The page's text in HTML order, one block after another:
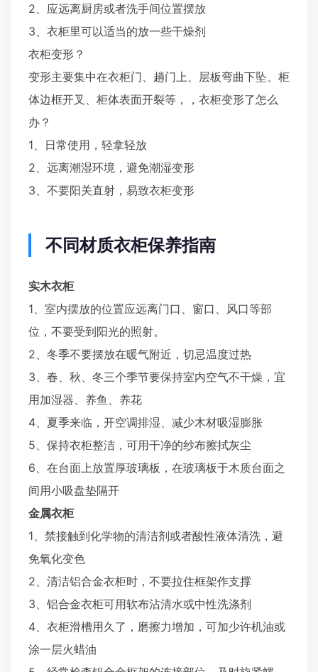
2、应远离厨房或者洗手间位置摆放
3、衣柜里可以适当的放一些干燥剂
衣柜变形？
变形主要集中在衣柜门、趟门上、层板弯曲下坠、柜
体边框开叉、柜体表面开裂等，，衣柜变形了怎么
办？
1、日常使用，轻拿轻放
2、远离潮湿环境，避免潮湿变形
3、不要阳关直射，易致衣柜变形
不同材质衣柜保养指南
实木衣柜
1、室内摆放的位置应远离门口、窗口、风口等部
位，不要受到阳光的照射。
2、冬季不要摆放在暖气附近，切忌温度过热
3、春、秋、冬三个季节要保持室内空气不干燥，宜
用加湿器、养鱼、养花
4、夏季来临，开空调排湿、减少木材吸湿膨胀
5、保持衣柜整洁，可用干净的纱布擦拭灰尘
6、在台面上放置厚玻璃板，在玻璃板于木质台面之
间用小吸盘垫隔开
金属衣柜
1、禁接触到化学物的清洁剂或者酸性液体清洗，避
免氧化变色
2、清洁铝合金衣柜时，不要拉住框架作支撑
3、铝合金衣柜可用软布沾清水或中性洗涤剂
4、衣柜滑槽用久了，磨擦力增加，可加少许机油或
涂一层火蜡油